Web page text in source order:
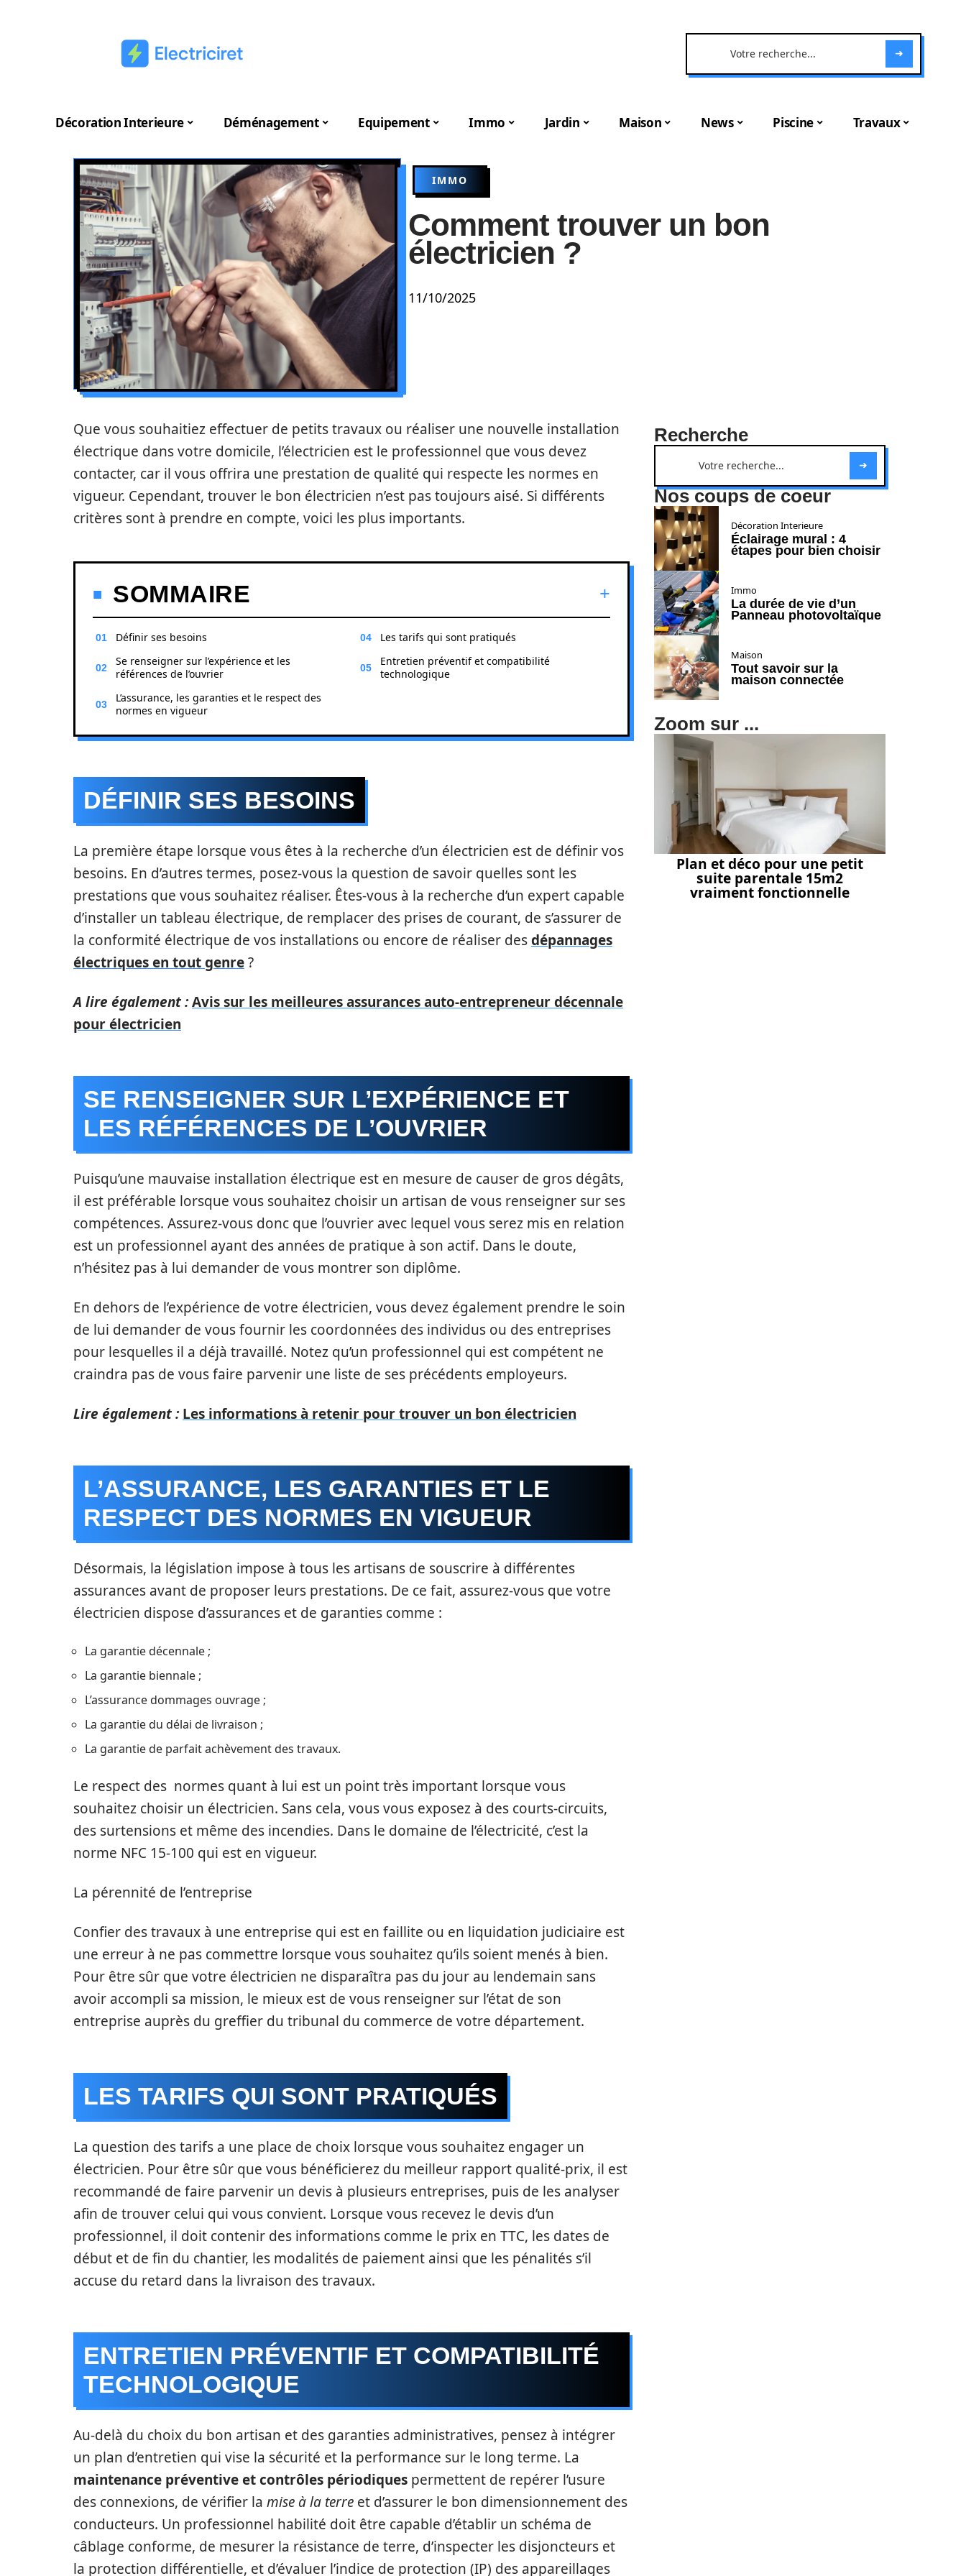
Décoration Interieure Déménagement Equipement Immo Jardin Maison News Piscine Travaux
IMMO
Comment trouver un bon
électricien ?
11/10/2025
Que vous souhaitiez effectuer de petits travaux ou réaliser une nouvelle installation
électrique dans votre domicile, l’électricien est le professionnel que vous devez
contacter, car il vous offrira une prestation de qualité qui respecte les normes en
vigueur. Cependant, trouver le bon électricien n’est pas toujours aisé. Si différents
critères sont à prendre en compte, voici les plus importants.
SOMMAIRE
Définir ses besoins
Se renseigner sur l’expérience et les
références de l’ouvrier
L’assurance, les garanties et le respect des
normes en vigueur
Les tarifs qui sont pratiqués
Entretien préventif et compatibilité
technologique
DÉFINIR SES BESOINS
La première étape lorsque vous êtes à la recherche d’un électricien est de définir vos
besoins. En d’autres termes, posez-vous la question de savoir quelles sont les
prestations que vous souhaitez réaliser. Êtes-vous à la recherche d’un expert capable
d’installer un tableau électrique, de remplacer des prises de courant, de s’assurer de
la conformité électrique de vos installations ou encore de réaliser desdépannages
électriques en tout genre?
A lire également :Avis sur les meilleures assurances auto-entrepreneur décennale
pour électricien
SE RENSEIGNER SUR L’EXPÉRIENCE ET
LES RÉFÉRENCES DE L’OUVRIER
Puisqu’une mauvaise installation électrique est en mesure de causer de gros dégâts,
il est préférable lorsque vous souhaitez choisir un artisan de vous renseigner sur ses
compétences. Assurez-vous donc que l’ouvrier avec lequel vous serez mis en relation
est un professionnel ayant des années de pratique à son actif. Dans le doute,
n’hésitez pas à lui demander de vous montrer son diplôme.
En dehors de l’expérience de votre électricien, vous devez également prendre le soin
de lui demander de vous fournir les coordonnées des individus ou des entreprises
pour lesquelles il a déjà travaillé. Notez qu’un professionnel qui est compétent ne
craindra pas de vous faire parvenir une liste de ses précédents employeurs.
Lire également : Les informations à retenir pour trouver un bon électricien
L’ASSURANCE, LES GARANTIES ET LE
RESPECT DES NORMES EN VIGUEUR
Désormais, la législation impose à tous les artisans de souscrire à différentes
assurances avant de proposer leurs prestations. De ce fait, assurez-vous que votre
électricien dispose d’assurances et de garanties comme :
La garantie décennale ;
La garantie biennale ;
L’assurance dommages ouvrage ;
La garantie du délai de livraison ;
La garantie de parfait achèvement des travaux.
Le respect des normes quant à lui est un point très important lorsque vous
souhaitez choisir un électricien. Sans cela, vous vous exposez à des courts-circuits,
des surtensions et même des incendies. Dans le domaine de l’électricité, c’est la
norme NFC 15-100 qui est en vigueur.
La pérennité de l’entreprise
Confier des travaux à une entreprise qui est en faillite ou en liquidation judiciaire est
une erreur à ne pas commettre lorsque vous souhaitez qu’ils soient menés à bien.
Pour être sûr que votre électricien ne disparaîtra pas du jour au lendemain sans
avoir accompli sa mission, le mieux est de vous renseigner sur l’état de son
entreprise auprès du greffier du tribunal du commerce de votre département.
LES TARIFS QUI SONT PRATIQUÉS
La question des tarifs a une place de choix lorsque vous souhaitez engager un
électricien. Pour être sûr que vous bénéficierez du meilleur rapport qualité-prix, il est
recommandé de faire parvenir un devis à plusieurs entreprises, puis de les analyser
afin de trouver celui qui vous convient. Lorsque vous recevez le devis d’un
professionnel, il doit contenir des informations comme le prix en TTC, les dates de
début et de fin du chantier, les modalités de paiement ainsi que les pénalités s’il
accuse du retard dans la livraison des travaux.
ENTRETIEN PRÉVENTIF ET COMPATIBILITÉ
TECHNOLOGIQUE
Au-delà du choix du bon artisan et des garanties administratives, pensez à intégrer
un plan d’entretien qui vise la sécurité et la performance sur le long terme. La
maintenance préventive et contrôles périodiques permettent de repérer l’usure
des connexions, de vérifier la mise à la terre et d’assurer le bon dimensionnement des
conducteurs. Un professionnel habilité doit être capable d’établir un schéma de
câblage conforme, de mesurer la résistance de terre, d’inspecter les disjoncteurs et
la protection différentielle, et d’évaluer l’indice de protection (IP) des appareillages
Recherche
Nos coups de coeur
Décoration Interieure
Éclairage mural : 4
étapes pour bien choisir
Immo
La durée de vie d’un
Panneau photovoltaïque
Maison
Tout savoir sur la
maison connectée
Zoom sur ...
Plan et déco pour une petit
suite parentale 15m2
vraiment fonctionnelle